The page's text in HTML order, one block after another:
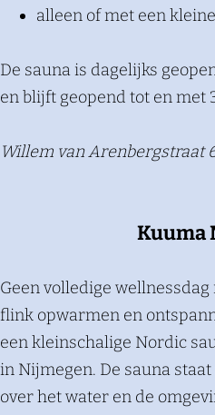
alleen of met een
De sauna is dagelijks
en blijft geopend tot en met
Willem van Arenbergstraat
Kuuma
Geen volledige
flink opwarmen en
een kleinschalige Nordic
in Nijmegen. De sauna
over het water en de